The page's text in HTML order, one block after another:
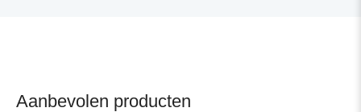
Aanbevolen producten